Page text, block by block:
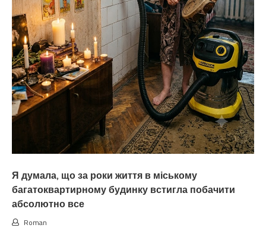
Я думала, що за роки життя в міському
багатоквартирному будинку встигла побачити
абсолютно все
Roman